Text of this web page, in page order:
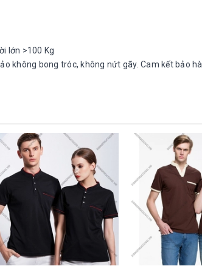
lớn >100 Kg
không bong tróc, không nứt gãy. Cam kết bảo